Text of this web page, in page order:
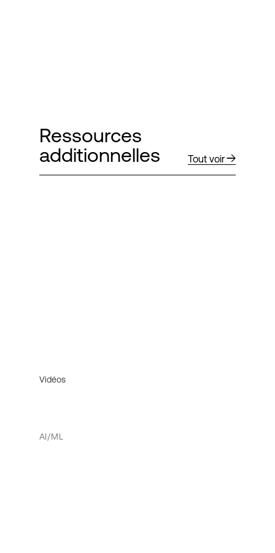
Ressources
additionnelles
Tout voir
Vidéos
AI/ML